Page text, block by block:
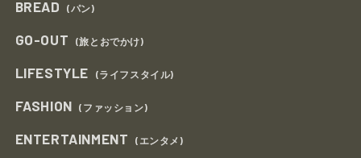
BREAD (パン)
GO-OUT (旅とおでかけ)
LIFESTYLE (ライフスタイル)
FASHION (ファッション)
ENTERTAINMENT (エンタメ)